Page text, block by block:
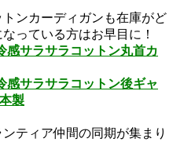
ンカーディガンも在庫がど
っている方はお早目に！
感サラサラコットン丸首カ
感サラサラコットン後ギャ
製
ティア仲間の同期が集まり